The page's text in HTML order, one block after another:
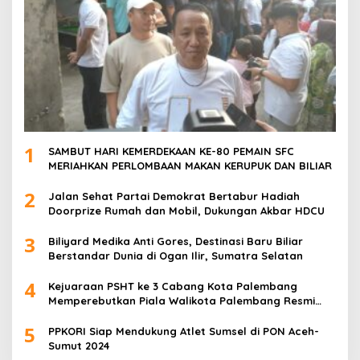
1
SAMBUT HARI KEMERDEKAAN KE-80 PEMAIN SFC
MERIAHKAN PERLOMBAAN MAKAN KERUPUK DAN BILIAR
2
Jalan Sehat Partai Demokrat Bertabur Hadiah
Doorprize Rumah dan Mobil, Dukungan Akbar HDCU
3
Biliyard Medika Anti Gores, Destinasi Baru Biliar
Berstandar Dunia di Ogan Ilir, Sumatra Selatan
4
Kejuaraan PSHT ke 3 Cabang Kota Palembang
Memperebutkan Piala Walikota Palembang Resmi
5
PPKORI Siap Mendukung Atlet Sumsel di PON Aceh-
Sumut 2024